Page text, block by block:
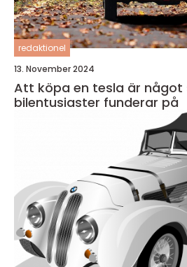
redaktionel
13. November 2024
Att köpa en tesla är något
bilentusiaster funderar på